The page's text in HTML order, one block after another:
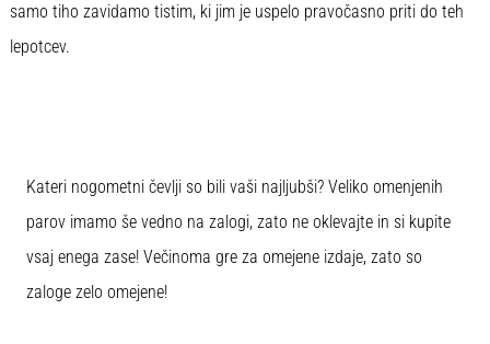
samo tiho zavidamo tistim, ki jim je uspelo pravočasno priti do teh
lepotcev.
Kateri nogometni čevlji so bili vaši najljubši? Veliko omenjenih
parov imamo še vedno na zalogi, zato ne oklevajte in si kupite
vsaj enega zase! Večinoma gre za omejene izdaje, zato so
zaloge zelo omejene!